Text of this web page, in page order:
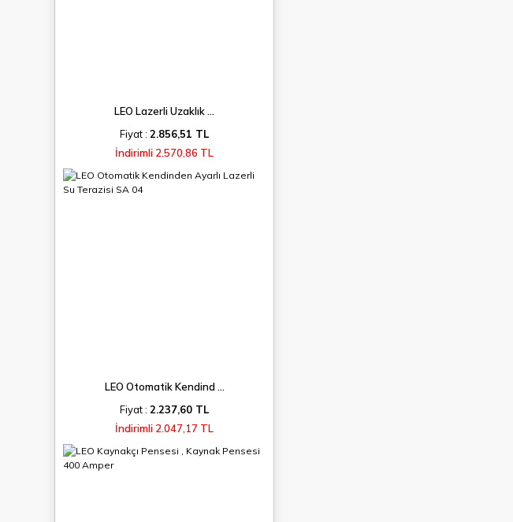
LEO Lazerli Uzaklık ...
Fiyat : 2.856,51 TL
İndirimli 2.570,86 TL
LEO Otomatik Kendind ...
Fiyat : 2.237,60 TL
İndirimli 2.047,17 TL